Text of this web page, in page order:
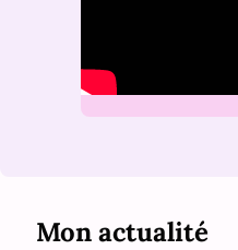
Mon actualité